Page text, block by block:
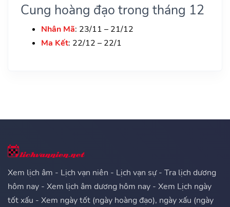
Cung hoàng đạo trong tháng 12
Nhân Mã: 23/11 – 21/12
Ma Kết: 22/12 – 22/1
Xem lịch âm - Lịch vạn niên - Lịch vạn sự - Tra lịch dương
hôm nay - Xem lịch âm dương hôm nay - Xem Lịch ngày
tốt xấu - Xem ngày tốt (ngày hoàng đạo), ngày xấu (ngày